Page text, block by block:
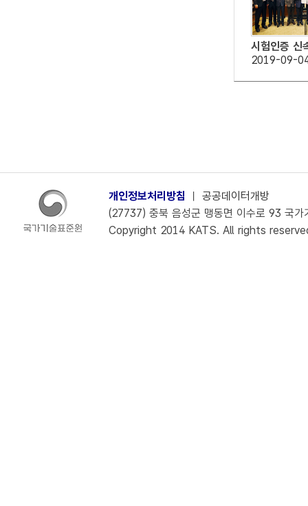
시험인증 신
2019-09-
개인정보처리방침 ㅣ 공공데이터개방
(27737) 충북 음성군 맹동면 이수로 93 국
Copyright 2014 KATS. All rights